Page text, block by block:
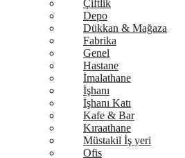
Çiftlik
Depo
Dükkan & Mağaza
Fabrika
Genel
Hastane
İmalathane
İşhanı
İşhanı Katı
Kafe & Bar
Kıraathane
Müstakil İş yeri
Ofis